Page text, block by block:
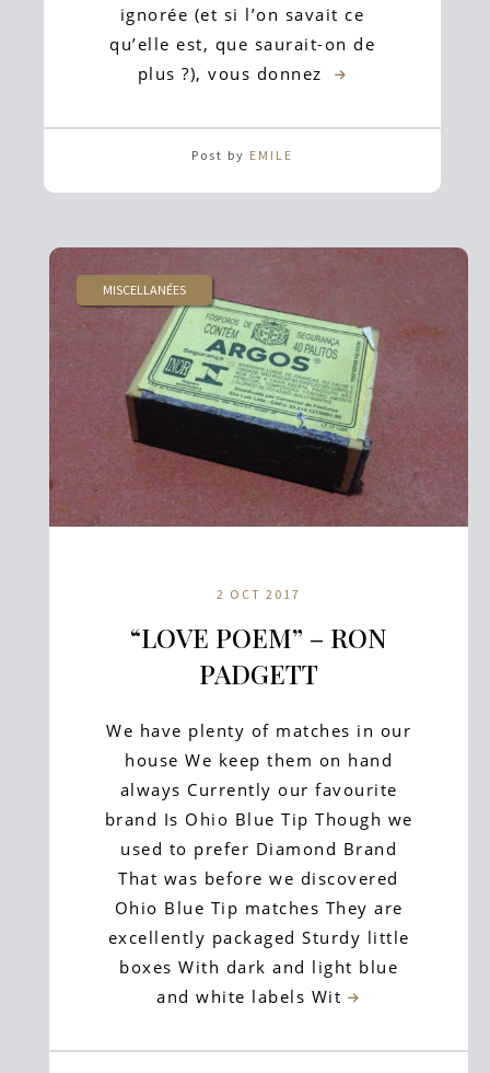
ignorée (et si l’on savait ce
qu’elle est, que saurait-on de
plus ?), vous donnez
Post by EMILE
MISCELLANÉES
2 OCT 2017
“LOVE POEM” – RON
PADGETT
We have plenty of matches in our
house We keep them on hand
always Currently our favourite
brand Is Ohio Blue Tip Though we
used to prefer Diamond Brand
That was before we discovered
Ohio Blue Tip matches They are
excellently packaged Sturdy little
boxes With dark and light blue
and white labels Wit